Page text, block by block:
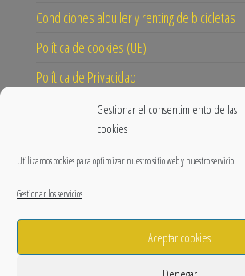
Gestionar el consentimiento de las
cookies
Utilizamos cookies para optimizar nuestro sitio web y nuestro servicio.
Gestionar los servicios
Aceptar cookies
Condiciones alquiler y renting de bicicletas
Política de cookies (UE)
Política de Privacidad
Instagram
Facebook
Blog